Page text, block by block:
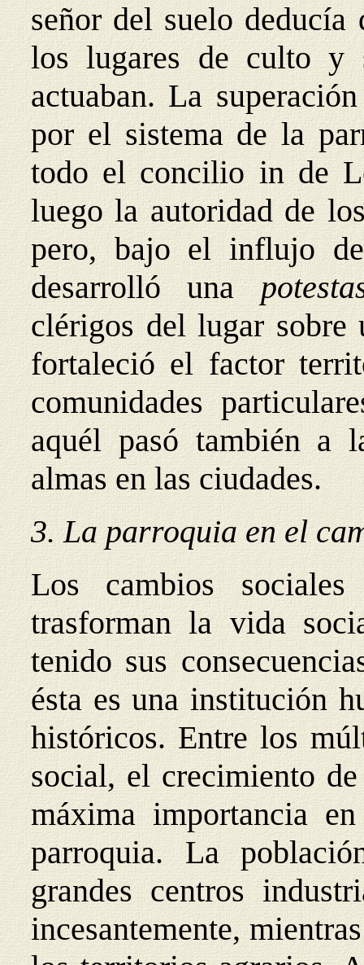
señor del suelo deducía
los lugares de culto y
actuaban. La
por el sistema de la
todo el concilio in de
luego la autoridad de
pero, bajo el influjo
desarrolló una
clérigos del lugar
fortaleció el factor
comunidades
aquél pasó también a
almas en las ciudades.
3. La parroquia en el
Los cambios
trasforman la vida
tenido sus
ésta es una institución
históricos. Entre los
social, el crecimiento
máxima importancia
parroquia. La
grandes centros
incesantemente,